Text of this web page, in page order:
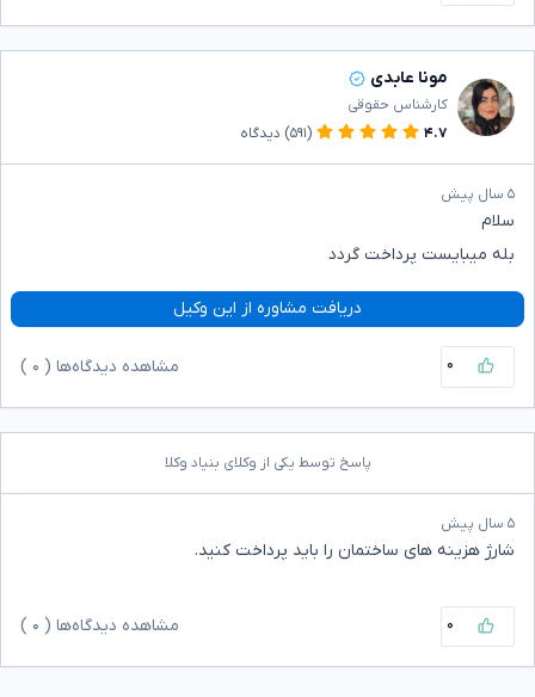
مونا عابدی
کارشناس حقوقی
۴.۷
(۵۹۱) دیدگاه
۵ سال پیش
سلام
بله میبایست پرداخت گردد
دریافت مشاوره از این وکیل
۰ مشاهده دیدگاه‌ها ( ۰
پاسخ توسط یکی از وکلای بنیاد وکلا
۵ سال پیش
شارژ هزینه های ساختمان را باید پرداخت کنید.
۰ مشاهده دیدگاه‌ها ( ۰